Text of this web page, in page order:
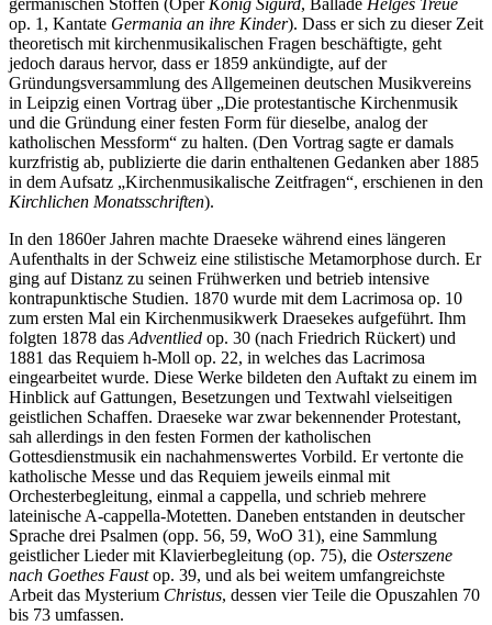
op. 1, Kantate Germania an ihre Kinder). Dass er sich zu dieser Zeit
theoretisch mit kirchenmusikalischen Fragen beschäftigte, geht
jedoch daraus hervor, dass er 1859 ankündigte, auf der
Gründungsversammlung des Allgemeinen deutschen Musikvereins
in Leipzig einen Vortrag über „Die protestantische Kirchenmusik
und die Gründung einer festen Form für dieselbe, analog der
katholischen Messform“ zu halten. (Den Vortrag sagte er damals
kurzfristig ab, publizierte die darin enthaltenen Gedanken aber 1885
in dem Aufsatz „Kirchenmusikalische Zeitfragen“, erschienen in den
Kirchlichen Monatsschriften).
In den 1860er Jahren machte Draeseke während eines längeren
Aufenthalts in der Schweiz eine stilistische Metamorphose durch. Er
ging auf Distanz zu seinen Frühwerken und betrieb intensive
kontrapunktische Studien. 1870 wurde mit dem Lacrimosa op. 10
zum ersten Mal ein Kirchenmusikwerk Draesekes aufgeführt. Ihm
folgten 1878 das Adventlied op. 30 (nach Friedrich Rückert) und
1881 das Requiem h-Moll op. 22, in welches das Lacrimosa
eingearbeitet wurde. Diese Werke bildeten den Auftakt zu einem im
Hinblick auf Gattungen, Besetzungen und Textwahl vielseitigen
geistlichen Schaffen. Draeseke war zwar bekennender Protestant,
sah allerdings in den festen Formen der katholischen
Gottesdienstmusik ein nachahmenswertes Vorbild. Er vertonte die
katholische Messe und das Requiem jeweils einmal mit
Orchesterbegleitung, einmal a cappella, und schrieb mehrere
lateinische A-cappella-Motetten. Daneben entstanden in deutscher
Sprache drei Psalmen (opp. 56, 59, WoO 31), eine Sammlung
geistlicher Lieder mit Klavierbegleitung (op. 75), die Osterszene
nach Goethes Faustop. 39, und als bei weitem umfangreichste
Arbeit das Mysterium Christus, dessen vier Teile die Opuszahlen 70
bis 73 umfassen.